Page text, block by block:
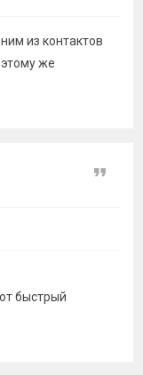
из контактов
же
Цитата
быстрый